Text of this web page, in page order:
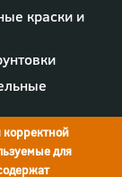
краски и
для